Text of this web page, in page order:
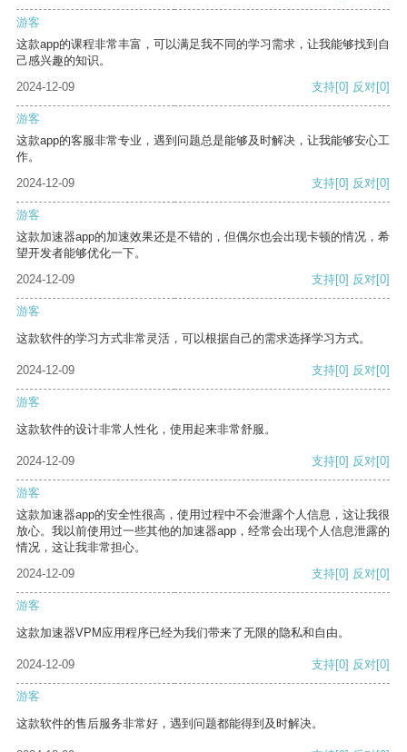
游客
这款app的课程非常丰富，可以满足我不同的学习需求，让我能够找到自
己感兴趣的知识。
2024-12-09
支持[0] 反对[0]
游客
这款app的客服非常专业，遇到问题总是能够及时解决，让我能够安心工
作。
2024-12-09
支持[0] 反对[0]
游客
这款加速器app的加速效果还是不错的，但偶尔也会出现卡顿的情况，希
望开发者能够优化一下。
2024-12-09
支持[0] 反对[0]
游客
这款软件的学习方式非常灵活，可以根据自己的需求选择学习方式。
2024-12-09 支持[0] 反对[0]
游客
这款软件的设计非常人性化，使用起来非常舒服。
2024-12-09 支持[0] 反对[0]
游客
这款加速器app的安全性很高，使用过程中不会泄露个人信息，这让我很
放心。我以前使用过一些其他的加速器app，经常会出现个人信息泄露的
情况，这让我非常担心。
2024-12-09
支持[0] 反对[0]
游客
这款加速器VPM应用程序已经为我们带来了无限的隐私和自由。
2024-12-09 支持[0] 反对[0]
游客
这款软件的售后服务非常好，遇到问题都能得到及时解决。